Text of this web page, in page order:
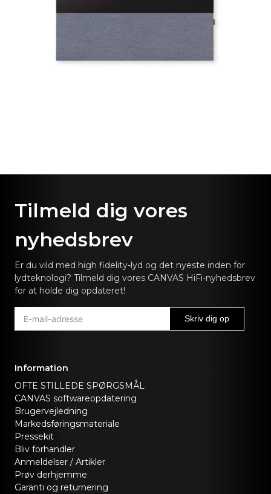
Tilmeld dig vores
nyhedsbrev
Er du vild med high fidelity-lyd og det nyeste inden for
lydteknologi? Tilmeld dig vores CANVAS HiFi-nyhedsbrev
for at holde dig opdateret!
Skriv dig op
Information
OFTE STILLEDE SPØRGSMÅL
CANVAS softwareopdatering
Brugervejledning
Markedsføringsmateriale
Pressekit
Bliv forhandler
Anmeldelser / Artikler
Prøv derhjemme
Garanti og returnering